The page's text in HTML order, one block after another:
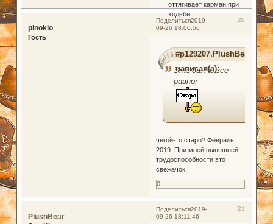
оттягивает карман при
ходьбе.
Поделиться 20
2019-
09-26 18:00:56
pinokio
Гость
#p129207,PlushBear
написал(а):
Это да. Но все
равно:
чегой-то старо? Февраль
2019. При моей нынешней
трудоспособности это
свежачок.
0
Поделиться 21
2019-
09-26 18:11:46
PlushBear